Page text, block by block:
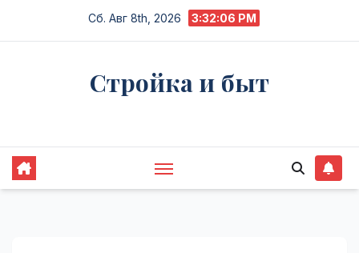
Сб. Авг 8th, 2026 3:32:07 PM
Стройка и быт